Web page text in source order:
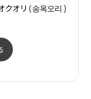
クオリ ( 송옥오리 )